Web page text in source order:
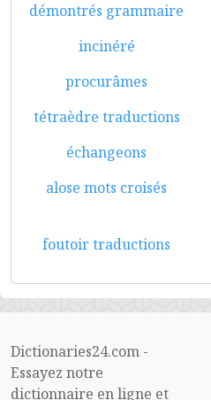
démontrés grammaire
incinéré
procurâmes
tétraèdre traductions
échangeons
alose mots croisés
foutoir traductions
Dictionaries24.com -
Essayez notre
dictionnaire en ligne et